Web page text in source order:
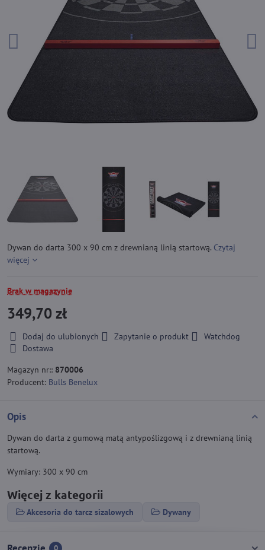
Dywan do darta 300 x 90 cm z drewnianą linią startową. Czytaj
więcej
Brak w magazynie
349,70 zł
Dodaj do ulubionych Zapytanie o produkt
Watchdog
Dostawa
Magazyn nr:: 870006
Producent: Bulls Benelux
Opis
Dywan do darta z gumową matą antypoślizgową i z drewnianą linią
startową.
Wymiary: 300 x 90 cm
Więcej z kategorii
Akcesoria do tarcz sizalowych Dywany
0